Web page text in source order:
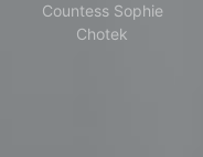
Countess Sophie
Chotek